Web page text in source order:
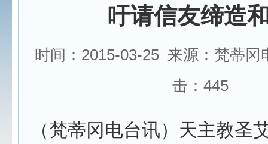
吁请信友缔造
时间：2015-03-25 来源：梵蒂
击： 445
（梵蒂冈电台讯）天主教圣